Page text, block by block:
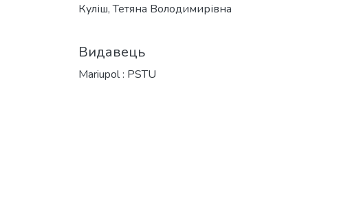
Куліш, Тетяна Володимирівна
Видавець
Mariupol : PSTU